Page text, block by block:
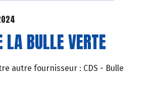
LA BULLE VERTE
autre fournisseur : CDS - Bulle